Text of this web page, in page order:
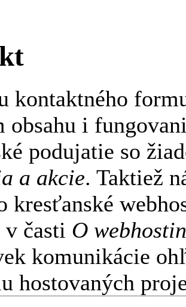
kontaktného
obsahu i
podujatie so
a akcie. Taktiež
kresťanské
v časti O
komunikácie
hostovaných